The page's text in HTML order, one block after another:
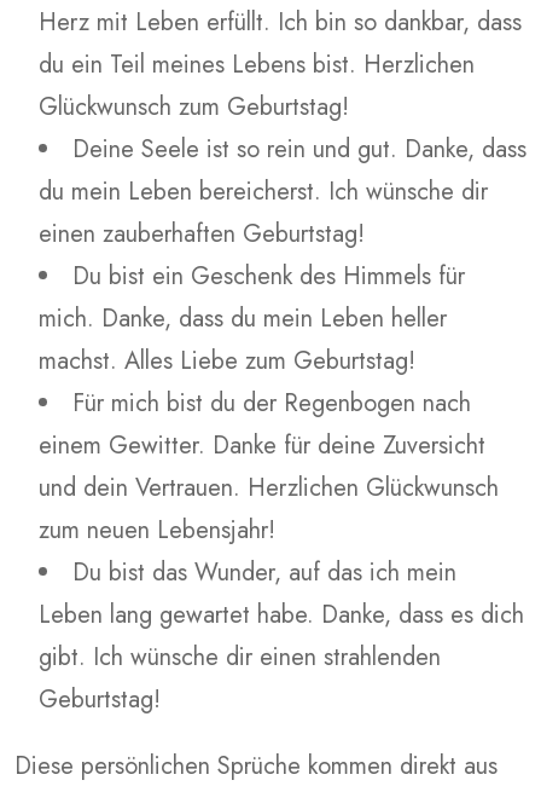
Herz mit Leben erfüllt. Ich bin so dankbar, dass
du ein Teil meines Lebens bist. Herzlichen
Glückwunsch zum Geburtstag!
Deine Seele ist so rein und gut. Danke, dass
du mein Leben bereicherst. Ich wünsche dir
einen zauberhaften Geburtstag!
Du bist ein Geschenk des Himmels für
mich. Danke, dass du mein Leben heller
machst. Alles Liebe zum Geburtstag!
Für mich bist du der Regenbogen nach
einem Gewitter. Danke für deine Zuversicht
und dein Vertrauen. Herzlichen Glückwunsch
zum neuen Lebensjahr!
Du bist das Wunder, auf das ich mein
Leben lang gewartet habe. Danke, dass es dich
gibt. Ich wünsche dir einen strahlenden
Geburtstag!
Diese persönlichen Sprüche kommen direkt aus